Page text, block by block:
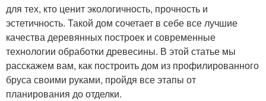
для тех, кто ценит экологичность, прочность и
эстетичность. Такой дом сочетает в себе все лучшие
качества деревянных построек и современные
технологии обработки древесины. В этой статье мы
расскажем вам, как построить дом из профилированного
бруса своими руками, пройдя все этапы от
планирования до отделки.